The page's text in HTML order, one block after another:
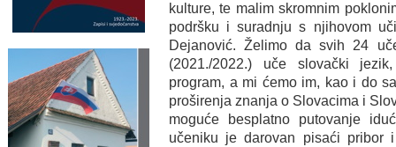
kulture, te malim skromnim
podršku i suradnju s njihovom
Dejanović. Želimo da svih 24
(2021./2022.) uče slovački
program, a mi ćemo im, kao i do
proširenja znanja o Slovacima i
moguće besplatno putovanje
učeniku je darovan pisaći pribor